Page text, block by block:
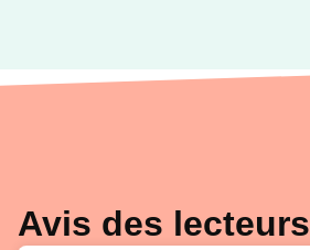
Avis des lecteurs